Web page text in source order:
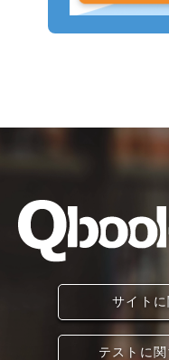
サイト
テストに